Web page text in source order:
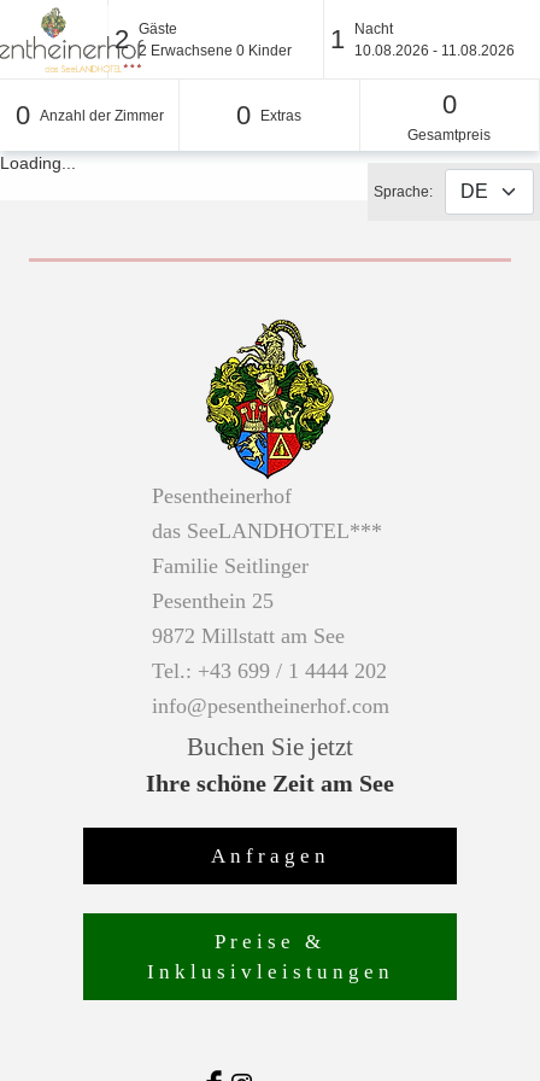
2
Gäste
2 Erwachsene 0 Kinder 1
Nacht
10.08.2026 - 11.08.2026
0 Anzahl der Zimmer 0 Extras 0
Gesamtpreis
Sprache:
Loading...
Pesentheinerhof
das SeeLANDHOTEL***
Familie Seitlinger
Pesenthein 25
9872 Millstatt am See
Tel.: +43 699 / 1 4444 202
info@pesentheinerhof.com
Buchen Sie jetzt
Ihre schöne Zeit am See
Anfragen
Preise &
Inklusivleistungen